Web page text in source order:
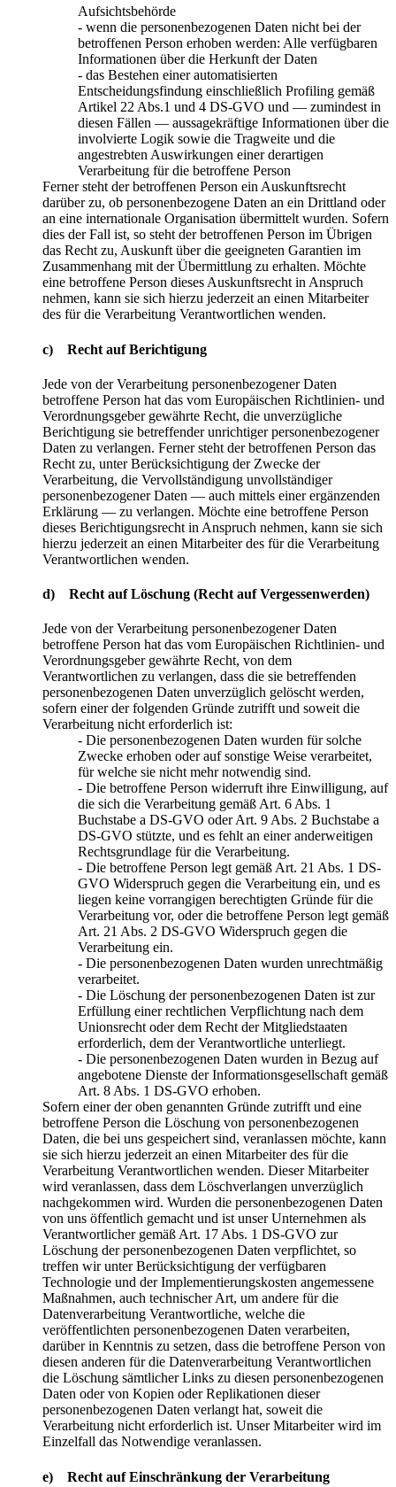
Aufsichtsbehörde
- wenn die personenbezogenen Daten nicht bei der
betroffenen Person erhoben werden: Alle verfügbaren
Informationen über die Herkunft der Daten
- das Bestehen einer automatisierten
Entscheidungsfindung einschließlich Profiling gemäß
Artikel 22 Abs.1 und 4 DS-GVO und — zumindest in
diesen Fällen — aussagekräftige Informationen über die
involvierte Logik sowie die Tragweite und die
angestrebten Auswirkungen einer derartigen
Verarbeitung für die betroffene Person
Ferner steht der betroffenen Person ein Auskunftsrecht
darüber zu, ob personenbezogene Daten an ein Drittland oder
an eine internationale Organisation übermittelt wurden. Sofern
dies der Fall ist, so steht der betroffenen Person im Übrigen
das Recht zu, Auskunft über die geeigneten Garantien im
Zusammenhang mit der Übermittlung zu erhalten. Möchte
eine betroffene Person dieses Auskunftsrecht in Anspruch
nehmen, kann sie sich hierzu jederzeit an einen Mitarbeiter
des für die Verarbeitung Verantwortlichen wenden.
c) Recht auf Berichtigung
Jede von der Verarbeitung personenbezogener Daten
betroffene Person hat das vom Europäischen Richtlinien- und
Verordnungsgeber gewährte Recht, die unverzügliche
Berichtigung sie betreffender unrichtiger personenbezogener
Daten zu verlangen. Ferner steht der betroffenen Person das
Recht zu, unter Berücksichtigung der Zwecke der
Verarbeitung, die Vervollständigung unvollständiger
personenbezogener Daten — auch mittels einer ergänzenden
Erklärung — zu verlangen. Möchte eine betroffene Person
dieses Berichtigungsrecht in Anspruch nehmen, kann sie sich
hierzu jederzeit an einen Mitarbeiter des für die Verarbeitung
Verantwortlichen wenden.
d) Recht auf Löschung (Recht auf Vergessenwerden)
Jede von der Verarbeitung personenbezogener Daten
betroffene Person hat das vom Europäischen Richtlinien- und
Verordnungsgeber gewährte Recht, von dem
Verantwortlichen zu verlangen, dass die sie betreffenden
personenbezogenen Daten unverzüglich gelöscht werden,
sofern einer der folgenden Gründe zutrifft und soweit die
Verarbeitung nicht erforderlich ist:
- Die personenbezogenen Daten wurden für solche
Zwecke erhoben oder auf sonstige Weise verarbeitet,
für welche sie nicht mehr notwendig sind.
- Die betroffene Person widerruft ihre Einwilligung, auf
die sich die Verarbeitung gemäß Art. 6 Abs. 1
Buchstabe a DS-GVO oder Art. 9 Abs. 2 Buchstabe a
DS-GVO stützte, und es fehlt an einer anderweitigen
Rechtsgrundlage für die Verarbeitung.
- Die betroffene Person legt gemäß Art. 21 Abs. 1 DS-
GVO Widerspruch gegen die Verarbeitung ein, und es
liegen keine vorrangigen berechtigten Gründe für die
Verarbeitung vor, oder die betroffene Person legt gemäß
Art. 21 Abs. 2 DS-GVO Widerspruch gegen die
Verarbeitung ein.
- Die personenbezogenen Daten wurden unrechtmäßig
verarbeitet.
- Die Löschung der personenbezogenen Daten ist zur
Erfüllung einer rechtlichen Verpflichtung nach dem
Unionsrecht oder dem Recht der Mitgliedstaaten
erforderlich, dem der Verantwortliche unterliegt.
- Die personenbezogenen Daten wurden in Bezug auf
angebotene Dienste der Informationsgesellschaft gemäß
Art. 8 Abs. 1 DS-GVO erhoben.
Sofern einer der oben genannten Gründe zutrifft und eine
betroffene Person die Löschung von personenbezogenen
Daten, die bei uns gespeichert sind, veranlassen möchte, kann
sie sich hierzu jederzeit an einen Mitarbeiter des für die
Verarbeitung Verantwortlichen wenden. Dieser Mitarbeiter
wird veranlassen, dass dem Löschverlangen unverzüglich
nachgekommen wird. Wurden die personenbezogenen Daten
von uns öffentlich gemacht und ist unser Unternehmen als
Verantwortlicher gemäß Art. 17 Abs. 1 DS-GVO zur
Löschung der personenbezogenen Daten verpflichtet, so
treffen wir unter Berücksichtigung der verfügbaren
Technologie und der Implementierungskosten angemessene
Maßnahmen, auch technischer Art, um andere für die
Datenverarbeitung Verantwortliche, welche die
veröffentlichten personenbezogenen Daten verarbeiten,
darüber in Kenntnis zu setzen, dass die betroffene Person von
diesen anderen für die Datenverarbeitung Verantwortlichen
die Löschung sämtlicher Links zu diesen personenbezogenen
Daten oder von Kopien oder Replikationen dieser
personenbezogenen Daten verlangt hat, soweit die
Verarbeitung nicht erforderlich ist. Unser Mitarbeiter wird im
Einzelfall das Notwendige veranlassen.
e) Recht auf Einschränkung der Verarbeitung